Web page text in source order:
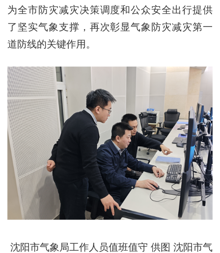
为全市防灾减灾决策调度和公众安全出行提供
了坚实气象支撑，再次彰显气象防灾减灾第一
道防线的关键作用。
沈阳市气象局工作人员值班值守 供图 沈阳市气